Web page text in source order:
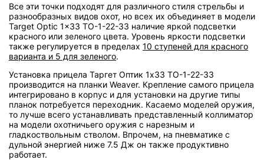
Все эти точки подходят для различного стиля стрельбы и
разнообразных видов охот, но всех их объединяет в модели
Target Optic 1x33 TO-1-22-33 наличие яркой подсветки
красного или зеленого цвета. Уровень яркости подсветки
также регулируется в пределах 10 ступеней для красного
варианта и 5 для зеленого.
Установка прицела Таргет Оптик 1х33 ТО-1-22-33
производится на планки Weaver. Крепление самого прицела
интегрировано в корпус и для установки на другие типы
планок потребуется переходник. Касаемо моделей оружия,
то лучше всего устанавливать представленный коллиматор
на модели охотничьего оружия с нарезным и
гладкоствольным стволом. Впрочем, на пневматике с
дульной энергией ниже 7.5 Дж он также продуктивно
работает.